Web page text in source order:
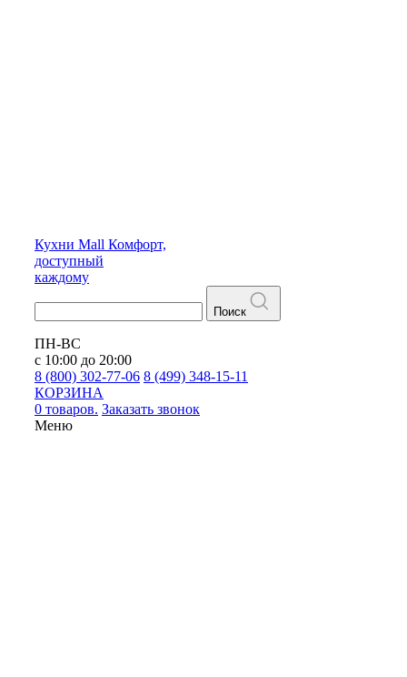
Кухни Mall Комфорт,
доступный
каждому
Поиск
ПН-ВС
с 10:00 до 20:00
8 (800) 302-77-06 8 (499) 348-15-11
КОРЗИНА
0 товаров. Заказать звонок
Меню